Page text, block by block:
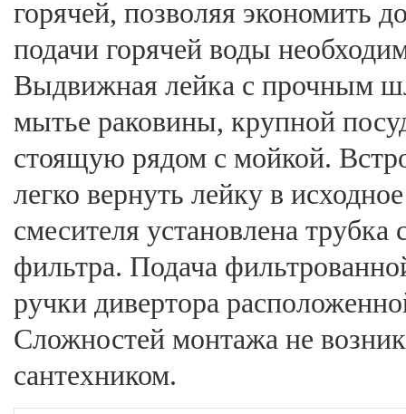
горячей, позволяя экономить
подачи горячей воды
Выдвижная лейка с прочным
мытье раковины, крупной
стоящую рядом с мойкой.
легко вернуть лейку в
смесителя установлена
фильтра. Подача
ручки дивертора
Сложностей монтажа не
сантехником.